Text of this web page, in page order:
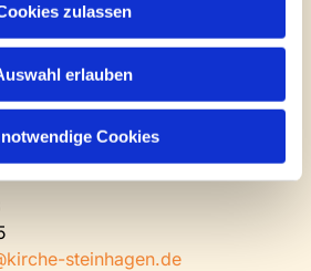
zulassen
erlauben
Cookies
9 - 12 Uhr
steinhagen.de